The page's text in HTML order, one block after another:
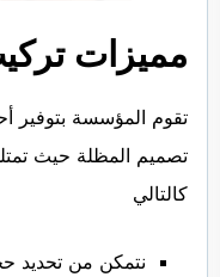
مميزات
تقوم المؤسسة بتوفير
تصميم المظلة حيث
كالتالي
نتمكن من تحديد